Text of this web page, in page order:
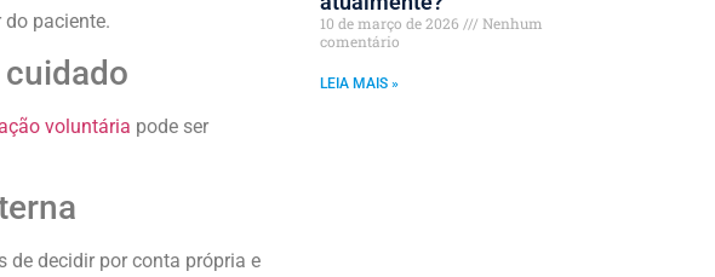
paciente.
voluntária pode ser
de decidir por conta própria e
10 de março de 2026
Nenhum
comentário
LEIA MAIS »